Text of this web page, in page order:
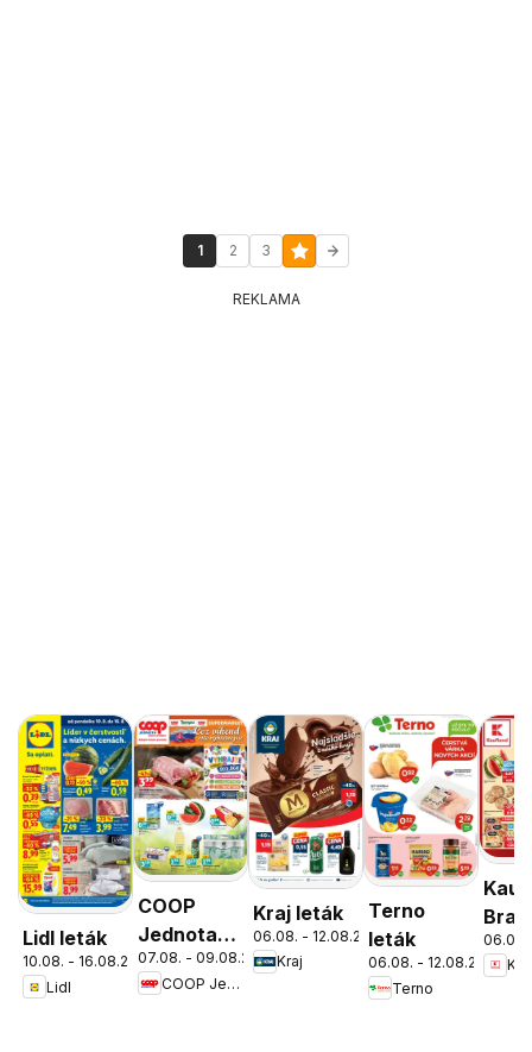
1 2 3
REKLAMA
Lidl leták
10.08. - 16.08.2026
Lidl
COOP
Jednota
cez víkend
ešte
07.08. - 09.08.2026
COOP Jednota
Kraj leták
06.08. - 12.08.2026
Kraj
Terno
leták
06.08. - 12.08.2026
Terno
Nové
06.08.